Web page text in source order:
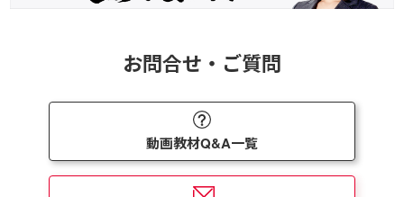
お問合せ・ご質問
動画教材Q&A一覧